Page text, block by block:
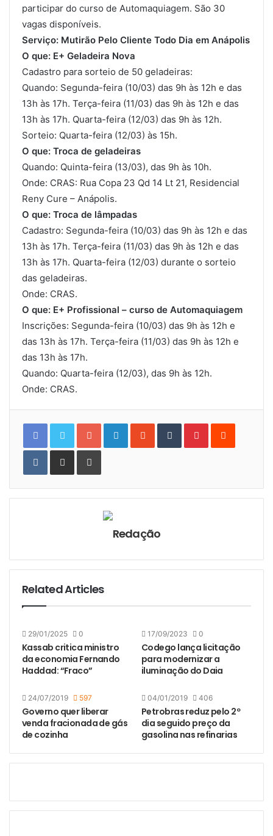
participar do curso de Automaquiagem. São 30
vagas disponíveis.
Serviço: Mutirão Pelo Cliente Todo Dia em Anápolis
O que: E+ Geladeira Nova
Cadastro para sorteio de 50 geladeiras:
Quando: Segunda-feira (10/03) das 9h às 12h e das
13h às 17h. Terça-feira (11/03) das 9h às 12h e das
13h às 17h. Quarta-feira (12/03) das 9h às 12h.
Sorteio: Quarta-feira (12/03) às 15h.
O que: Troca de geladeiras
Quando: Quinta-feira (13/03), das 9h às 10h.
Onde: CRAS: Rua Copa 23 Qd 14 Lt 21, Residencial
Reny Cure – Anápolis.
O que: Troca de lâmpadas
Cadastro: Segunda-feira (10/03) das 9h às 12h e das
13h às 17h. Terça-feira (11/03) das 9h às 12h e das
13h às 17h. Quarta-feira (12/03) durante o sorteio
das geladeiras.
Onde: CRAS.
O que: E+ Profissional – curso de Automaquiagem
Inscrições: Segunda-feira (10/03) das 9h às 12h e
das 13h às 17h. Terça-feira (11/03) das 9h às 12h e
das 13h às 17h.
Quando: Quarta-feira (12/03), das 9h às 12h.
Onde: CRAS.
Google+LinkedInStumbleUpon
TumblrPinterestReddit
VKontakteShare
Email
Print
Redação
Related Articles
29/01/2025 0
Kassab critica ministro
da economia Fernando
Haddad: “Fraco”
17/09/2023 0
Codego lança licitação
para modernizar a
iluminação do Daia
24/07/2019 597
Governo quer liberar
venda fracionada de gás
de cozinha
04/01/2019 406
Petrobras reduz pelo 2º
dia seguido preço da
gasolina nas refinarias